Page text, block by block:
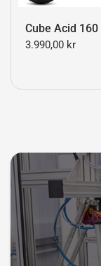
Cube Acid
3.990,00 kr